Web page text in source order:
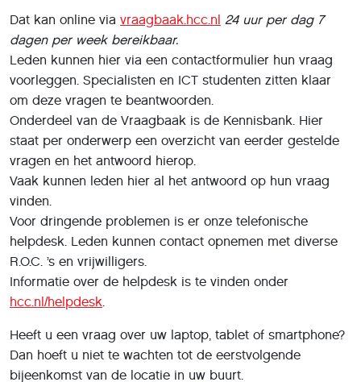
Dat kan online via vraagbaak.hcc.nl 24 uur per dag 7
dagen per week bereikbaar.
Leden kunnen hier via een contactformulier hun vraag
voorleggen. Specialisten en ICT studenten zitten klaar
om deze vragen te beantwoorden.
Onderdeel van de Vraagbaak is de Kennisbank. Hier
staat per onderwerp een overzicht van eerder gestelde
vragen en het antwoord hierop.
Vaak kunnen leden hier al het antwoord op hun vraag
vinden.
Voor dringende problemen is er onze telefonische
helpdesk. Leden kunnen contact opnemen met diverse
R.O.C. ’s en vrijwilligers.
Informatie over de helpdesk is te vinden onder
hcc.nl/helpdesk.
Heeft u een vraag over uw laptop, tablet of smartphone?
Dan hoeft u niet te wachten tot de eerstvolgende
bijeenkomst van de locatie in uw buurt.